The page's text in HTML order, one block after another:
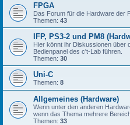
FPGA
Das Forum für die Hardware der
Themen: 43
IFP, PS3-2 und PM8
Hier könnt ihr Diskussionen über
Bedienpanel des c't-Lab führen.
Themen: 30
Uni-C
Themen: 8
Allgemeines (Hardware)
Wenn unter den anderen
wenn das Thema mehrere
Themen: 33